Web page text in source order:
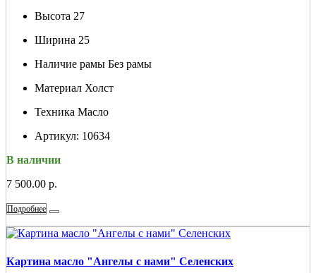
Высота 27
Ширина 25
Наличие рамы Без рамы
Материал Холст
Техника Масло
Артикул: 10634
В наличии
7 500.00 р.
Подробнее
Картина масло "Ангелы с нами" Селенских